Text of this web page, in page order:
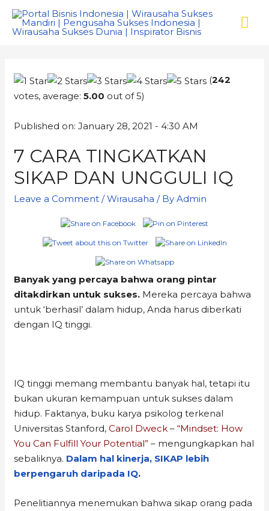
(242
votes, average:5.00 out of 5)
Published on: January 28, 2021 - 4:30 AM
7 CARA TINGKATKAN
SIKAP DAN UNGGULI IQ
Leave a Comment /Wirausaha / ByAdmin
Banyak yang percaya bahwa orang pintar
ditakdirkan untuk sukses. Mereka percaya bahwa
untuk ‘berhasil’ dalam hidup, Anda harus diberkati
dengan IQ tinggi.
IQ tinggi memang membantu banyak hal, tetapi itu
bukan ukuran kemampuan untuk sukses dalam
hidup. Faktanya, buku karya psikolog terkenal
Universitas Stanford,Carol Dweck –“Mindset: How
You Can Fulfill Your Potential” – mengungkapkan hal
sebaliknya. Dalam hal kinerja, SIKAP lebih
berpengaruh daripada IQ.
Penelitiannya menemukan bahwa sikap orang pada